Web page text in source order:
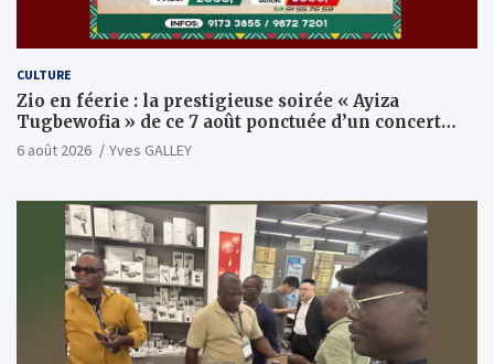
CULTURE
Zio en féerie : la prestigieuse soirée « Ayiza
Tugbewofia » de ce 7 août ponctuée d’un concert
XXL d’anthologie
6 août 2026 Yves GALLEY